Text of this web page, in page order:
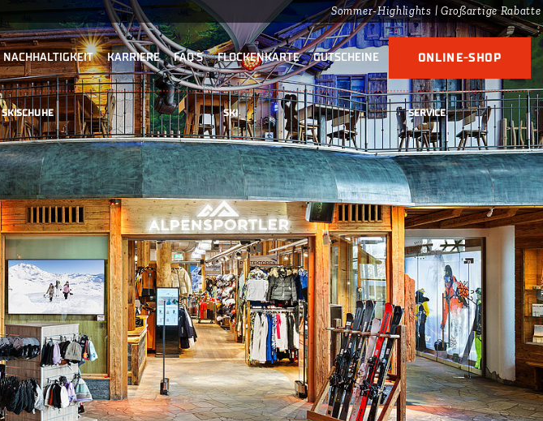
NACHHALTIGKEIT KARRIERE FAQ'S FLOCKENKARTE GUTSCHEINE ONLINE-SHOP
SKISCHUHE SKI SERVICE
Sommer-Highlights | Großartige Rabatte auf